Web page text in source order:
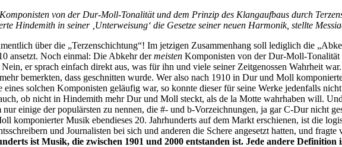
von der Dur-Moll-Tonalität und dem Prinzip des Klangaufbaus durch
Hindemith in seiner ‚Unterweisung‘ die Gesetze seiner neuen Harmonik, stellte
über die „Terzenschichtung“! Im jetzigen Zusammenhang soll lediglich die
ansetzt. Noch einmal: Die Abkehr dermeisten Komponisten von der Dur-Moll-
er sprach einfach direkt aus, was für ihn und viele seiner Zeitgenossen Wahrheit
bemerkten, dass geschnitten wurde. Wer also nach 1910 in Dur und Moll
solchen Komponisten geläufig war, so konnte dieser für seine Werke jedenfalls
ob nicht in Hindemith mehr Dur und Moll steckt, als de la Motte wahrhaben will.
einige der populärsten zu nennen, die #- und b-Vorzeichnungen, ja gar C-Dur nicht
komponierter Musik ebendieses 20. Jahrhunderts auf dem Markt erschienen, ist die
und Journalisten bei sich und anderen die Schere angesetzt hatten, und
ist Musik, die zwischen 1901 und 2000 entstanden ist. Jede andere Definition